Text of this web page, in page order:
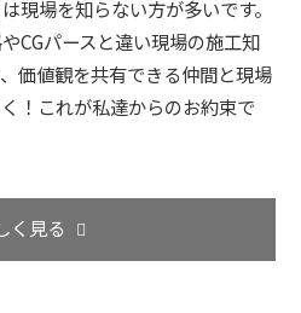
現場を知らない方が多いです。
CGパースと違い現場の施工知
価値観を共有できる仲間と現場
！これが私達からのお約束で
く見る